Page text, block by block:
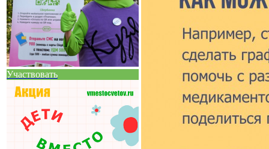
Участвовать